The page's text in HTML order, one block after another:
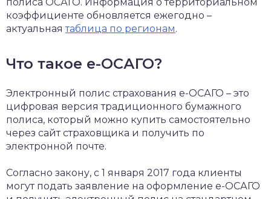
коэффициенте обновляется ежегодно –
актуальнаятаблица по регионам.
Что такое е-ОСАГО?
Электронный полис страхования е-ОСАГО – это
цифровая версия традиционного бумажного
полиса, который можно купить самостоятельно
через сайт страховщика и получить по
электронной почте.
Согласно закону, с 1 января 2017 года клиенты
могут подать заявление на оформление е-ОСАГО